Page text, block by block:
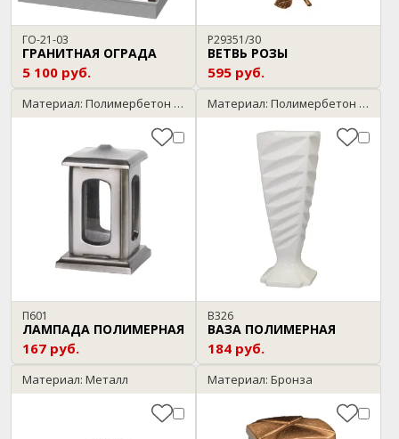
ГО-21-03
ГРАНИТНАЯ ОГРАДА
5 100 руб.
P29351/30
ВЕТВЬ РОЗЫ
595 руб.
Материал: Полимербетон / серебро
П601
ЛАМПАДА ПОЛИМЕРНАЯ
167 руб.
Материал: Полимербетон / мрамор
В326
ВАЗА ПОЛИМЕРНАЯ
184 руб.
Материал: Металл Материал: Бронза